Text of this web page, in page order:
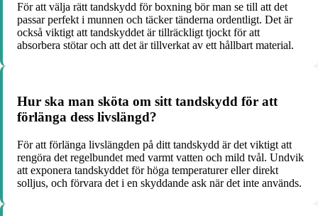
För att välja rätt tandskydd för boxning bör man se till att det
passar perfekt i munnen och täcker tänderna ordentligt. Det är
också viktigt att tandskyddet är tillräckligt tjockt för att
absorbera stötar och att det är tillverkat av ett hållbart material.
Hur ska man sköta om sitt tandskydd för att
förlänga dess livslängd?
För att förlänga livslängden på ditt tandskydd är det viktigt att
rengöra det regelbundet med varmt vatten och mild tvål. Undvik
att exponera tandskyddet för höga temperaturer eller direkt
solljus, och förvara det i en skyddande ask när det inte används.